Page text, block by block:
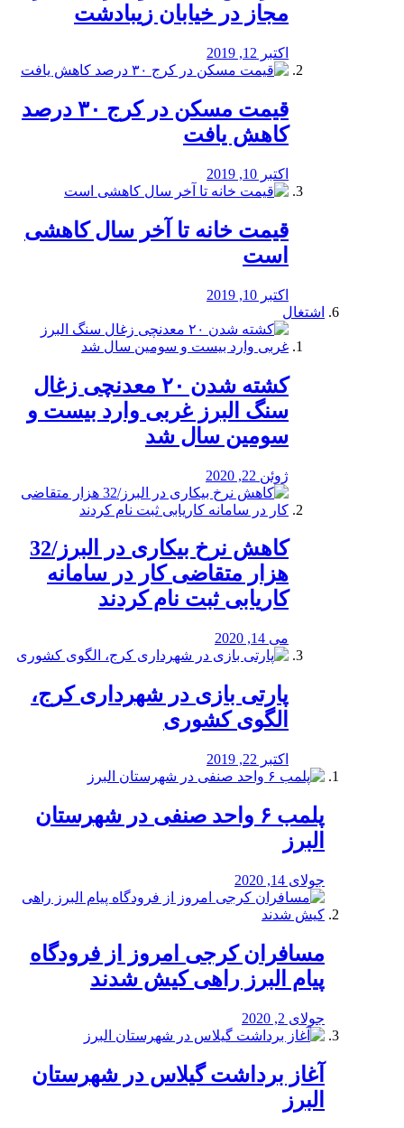
مجاز در خیابان زیبادشت
اکتبر 12, 2019
️قیمت مسکن در کرج ۳۰ درصد
کاهش یافت
اکتبر 10, 2019
قیمت خانه تا آخر سال کاهشی
است
اکتبر 10, 2019
اشتغال
کشته شدن ۲۰ معدنچی زغال
سنگ البرز غربی وارد بیست و
سومین سال شد
ژوئن 22, 2020
کاهش نرخ بیکاری در البرز/32
هزار متقاضی کار در سامانه
کاریابی ثبت نام کردند
می 14, 2020
پارتی بازی در شهرداری کرج،
الگوی کشوری
اکتبر 22, 2019
پلمب ۶ واحد صنفی در شهرستان
البرز
جولای 14, 2020
مسافران کرجی امروز از فرودگاه
پیام البرز راهی کیش شدند
جولای 2, 2020
آغاز برداشت گیلاس در شهرستان
البرز